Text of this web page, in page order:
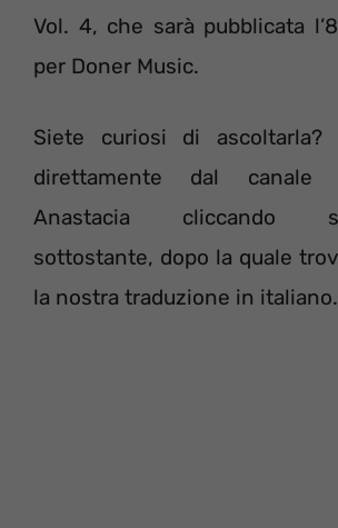
Vol. 4, che sarà pubblicata
per Doner Music.
Siete curiosi di ascoltarla?
direttamente dal canale
Anastacia cliccando
sottostante, dopo la quale
la nostra traduzione in italiano.